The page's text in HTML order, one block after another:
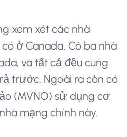
xem xét các nhà
ở Canada. Có ba nhà
và tất cả đều cung
trước. Ngoài ra còn có
(MVNO) sử dụng cơ
mạng chính này.